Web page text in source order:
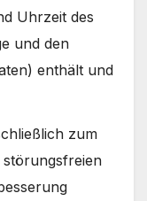
Uhrzeit des
und den
enthält und
zum
störungsfreien